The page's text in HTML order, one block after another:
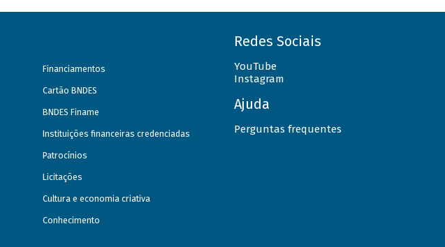
Financiamentos
Cartão BNDES
BNDES Finame
Instituições financeiras credenciadas
Patrocínios
Licitações
Cultura e economia criativa
Conhecimento
Redes Sociais
YouTube
Instagram
Ajuda
Perguntas frequentes